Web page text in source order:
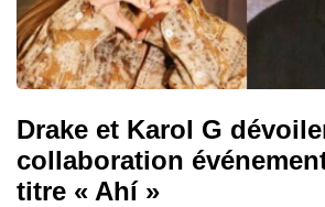
Drake et Karol G
collaboration
titre « Ahí »